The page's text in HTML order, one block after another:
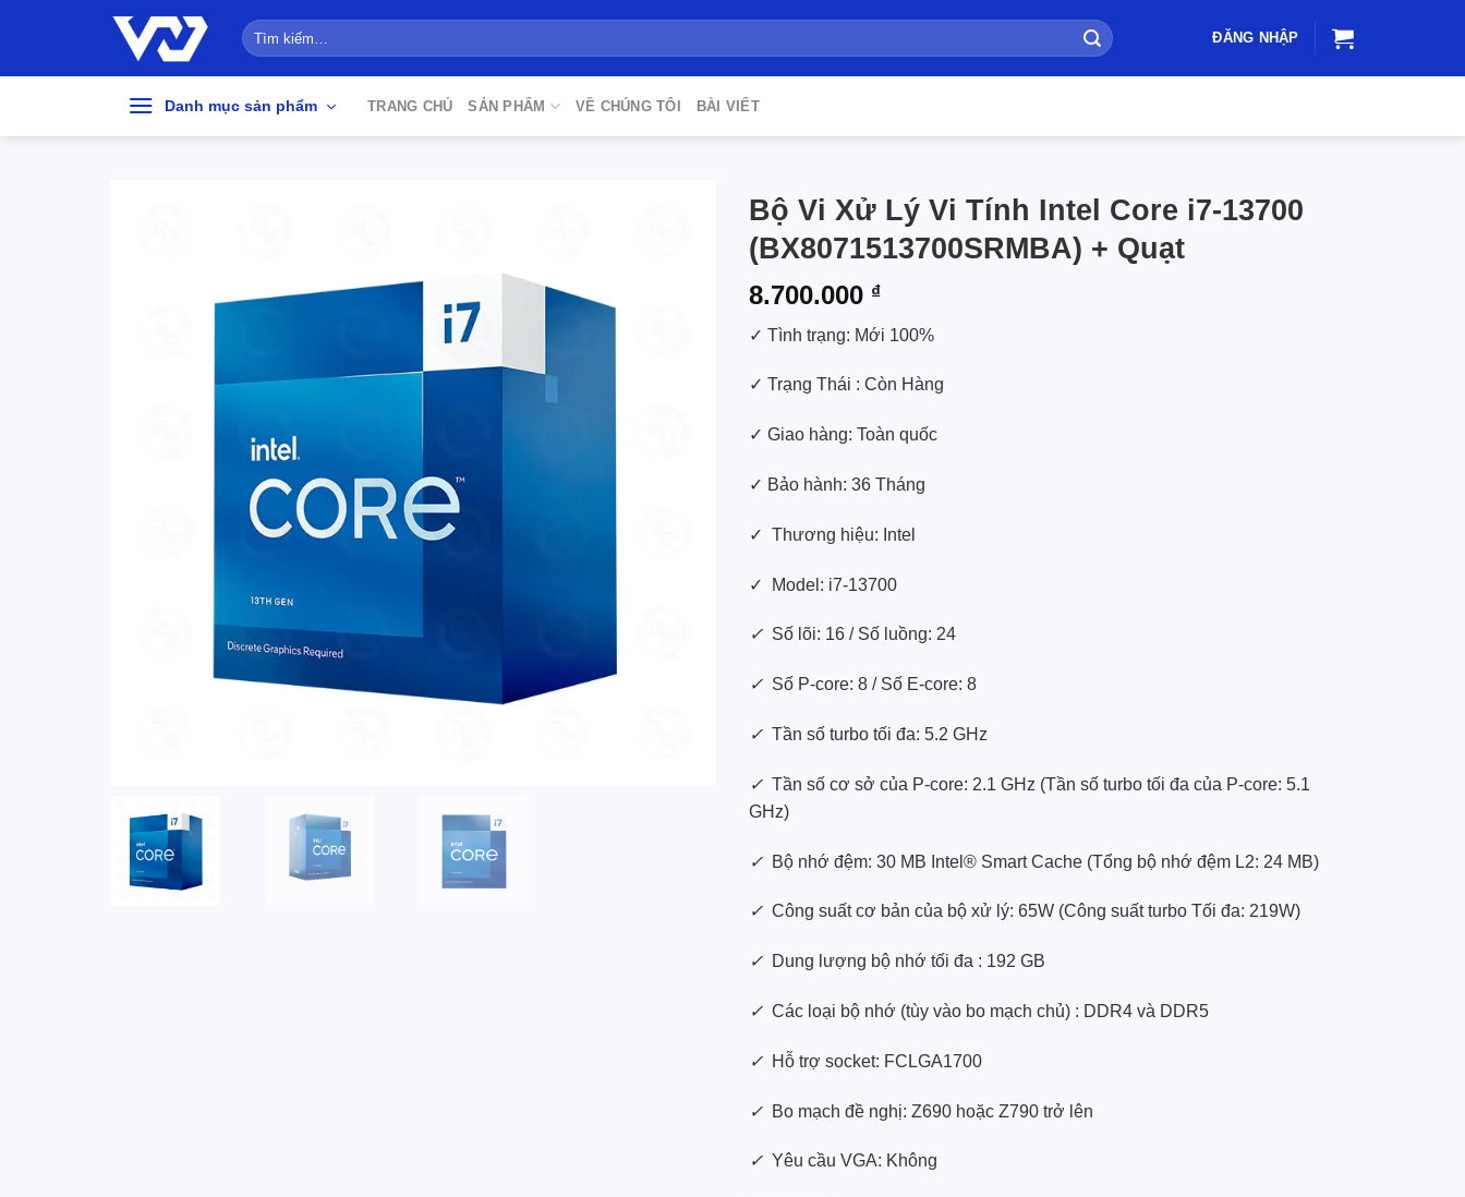
Tìm
kiếm:
ĐĂNG NHẬP
Danh mục sản phẩm TRANG CHỦ SẢN PHẨM VỀ CHÚNG TÔI BÀI VIẾT
Bộ Vi Xử Lý Vi Tính Intel Core i7-13700
(BX8071513700SRMBA) + Quạt
8.700.000 ₫
✓ Tình trạng: Mới 100%
✓ Trạng Thái : Còn Hàng
✓ Giao hàng: Toàn quốc
✓ Bảo hành: 36 Tháng
✓ Thương hiệu: Intel
✓ Model: i7-13700
✓ Số lõi: 16 / Số luồng: 24
✓ Số P-core: 8 / Số E-core: 8
✓ Tần số turbo tối đa: 5.2 GHz
✓ Tần số cơ sở của P-core: 2.1 GHz (Tần số turbo tối đa của P-core: 5.1
GHz)
✓ Bộ nhớ đệm: 30 MB Intel® Smart Cache (Tổng bộ nhớ đệm L2: 24 MB)
✓ Công suất cơ bản của bộ xử lý: 65W (Công suất turbo Tối đa: 219W)
✓ Dung lượng bộ nhớ tối đa : 192 GB
✓ Các loại bộ nhớ (tùy vào bo mạch chủ) : DDR4 và DDR5
✓ Hỗ trợ socket: FCLGA1700
✓ Bo mạch đề nghị: Z690 hoặc Z790 trở lên
✓ Yêu cầu VGA: Không